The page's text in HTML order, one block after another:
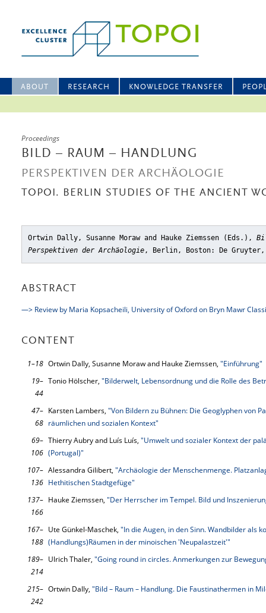
ABOUT RESEARCH KNOWLEDGE TRANSFER
Proceedings
BILD – RAUM – HANDLUNG
PERSPEKTIVEN DER ARCHÄOLOGIE
TOPOI. BERLIN STUDIES OF THE ANCIENT
Ortwin Dally, Susanne Moraw and Hauke Ziemssen (Eds.),
Perspektiven der Archäologie, Berlin, Boston: De Gruyter,
ABSTRACT
—> Review by Maria Kopsacheili, University of Oxford on Bryn Mawr
CONTENT
1–18 Ortwin Dally, Susanne Moraw and Hauke Ziemssen, "Einführung"
19–
44
Tonio Hölscher, "Bilderwelt, Lebensordnung und die Rolle des
47–
68
Karsten Lambers, "Von Bildern zu Bühnen: Die Geoglyphen von
räumlichen und sozialen Kontext"
69–
106
Thierry Aubry and Luís Luís, "Umwelt und sozialer Kontext der
(Portugal)"
107–
136
Alessandra Gilibert, "Archäologie der Menschenmenge.
Hethitischen Stadtgefüge"
137–
166
Hauke Ziemssen, "Der Herrscher im Tempel. Bild und
167–
188
Ute Günkel-Maschek, "In die Augen, in den Sinn. Wandbilder als
(Handlungs)Räumen in der minoischen 'Neupalastzeit'"
189–
214
Ulrich Thaler, "Going round in circles. Anmerkungen zur
215–
242
Ortwin Dally, "Bild – Raum – Handlung. Die Faustinathermen in